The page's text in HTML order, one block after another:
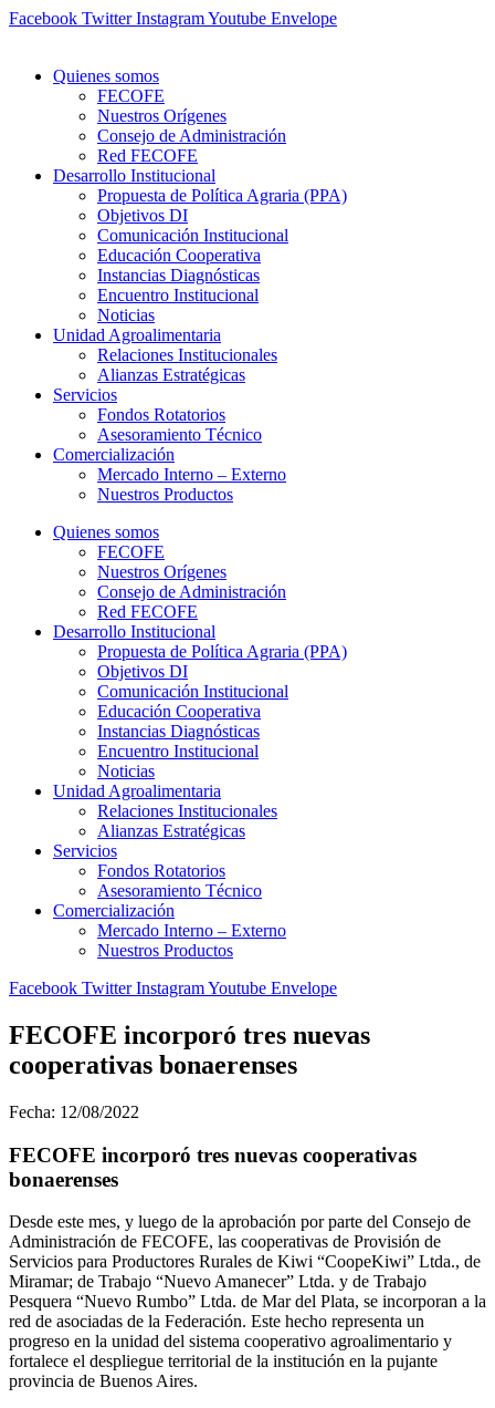
Ir
Facebook Twitter InstagramYoutube Envelope
Quienes somos
FECOFE
Nuestros Orígenes
Consejo de Administración
Red FECOFE
Desarrollo Institucional
Propuesta de Política Agraria (PPA)
Objetivos DI
Comunicación Institucional
Educación Cooperativa
Instancias Diagnósticas
Encuentro Institucional
Noticias
Unidad Agroalimentaria
Relaciones Institucionales
Alianzas Estratégicas
Servicios
Fondos Rotatorios
Asesoramiento Técnico
Comercialización
Mercado Interno – Externo
Nuestros Productos
Quienes somos
FECOFE
Nuestros Orígenes
Consejo de Administración
Red FECOFE
Desarrollo Institucional
Propuesta de Política Agraria (PPA)
Objetivos DI
Comunicación Institucional
Educación Cooperativa
Instancias Diagnósticas
Encuentro Institucional
Noticias
Unidad Agroalimentaria
Relaciones Institucionales
Alianzas Estratégicas
Servicios
Fondos Rotatorios
Asesoramiento Técnico
Comercialización
Mercado Interno – Externo
Nuestros Productos
Facebook Twitter InstagramYoutube Envelope
FECOFE incorporó tres nuevas
cooperativas bonaerenses
Fecha: 12/08/2022
FECOFE incorporó tres nuevas cooperativas
bonaerenses
Desde este mes, y luego de la aprobación por parte del Consejo de
Administración de FECOFE, las cooperativas de Provisión de
Servicios para Productores Rurales de Kiwi “CoopeKiwi” Ltda., de
Miramar; de Trabajo “Nuevo Amanecer” Ltda. y de Trabajo
Pesquera “Nuevo Rumbo” Ltda. de Mar del Plata, se incorporan a la
red de asociadas de la Federación. Este hecho representa un
progreso en la unidad del sistema cooperativo agroalimentario y
fortalece el despliegue territorial de la institución en la pujante
provincia de Buenos Aires.